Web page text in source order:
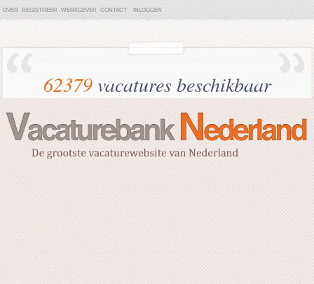
OVER REGISTREER WERKGEVER CONTACT INLOGGEN
62379vacatures beschikbaar